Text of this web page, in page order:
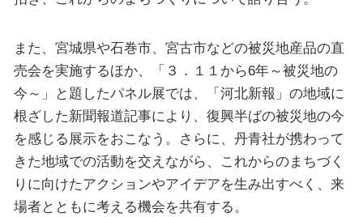
また、宮城県や石巻市、宮古市などの被災地産品の直
売会を実施するほか、「３．１１から6年～被災地の
今～」と題したパネル展では、「河北新報」の地域に
根ざした新聞報道記事により、復興半ばの被災地の今
を感じる展示をおこなう。さらに、丹青社が携わって
きた地域での活動を交えながら、これからのまちづく
りに向けたアクションやアイデアを生み出すべく、来
場者とともに考える機会を共有する。